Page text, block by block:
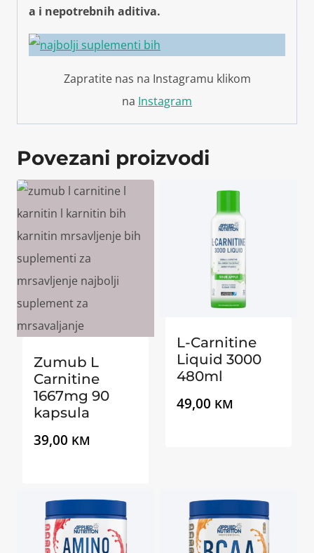
a i nepotrebnih aditiva.
Zapratite nas na Instagramu klikom
na Instagram
Povezani proizvodi
Zumub L
Carnitine
1667mg 90
kapsula
39,00 KM
L-Carnitine
Liquid 3000
480ml
49,00 KM